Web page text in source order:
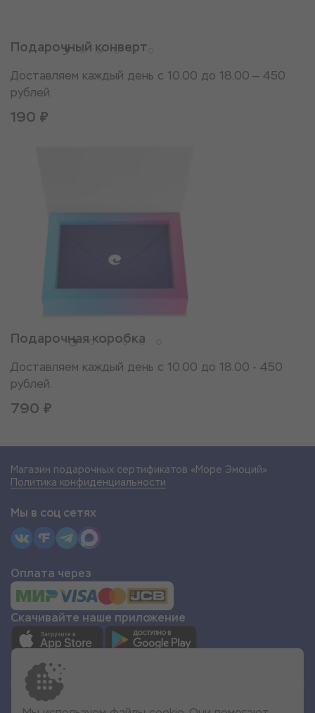
Подарочный конверт
Доставляем каждый день с 10.00 до 18.00 — 450
рублей.
190 ₽
Подарочная коробка
Доставляем каждый день с 10.00 до 18.00 - 450
рублей.
790 ₽
Магазин подарочных сертификатов «Море Эмоций»
Политика конфиденциальности
Мы в соц сетях
Оплата через
Скачивайте наше приложение